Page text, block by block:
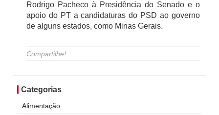
Rodrigo Pacheco à Presidência do Senado e o
apoio do PT a candidaturas do PSD ao governo
de alguns estados, como Minas Gerais.
Compartilhe!
Categorias
Alimentação